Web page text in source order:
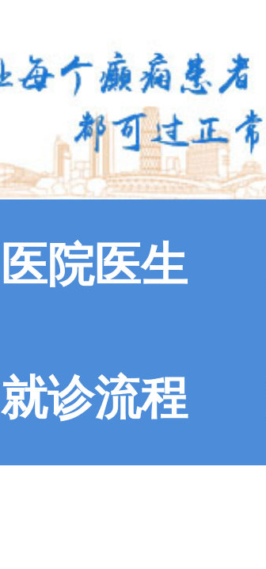
医院医生
就诊流程